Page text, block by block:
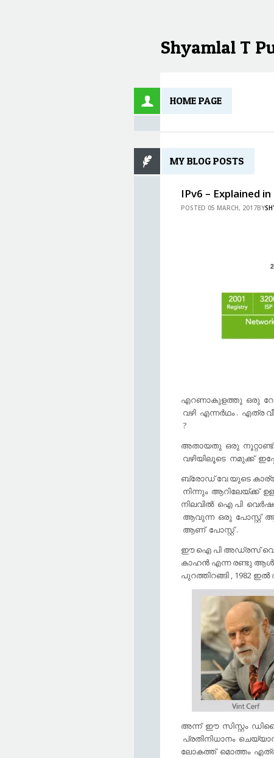
Shyamlal T
HOME PAGE
MY BLOG POSTS
IPv6 – Explained
POSTED 05 MARCH, 2017BY
എറണാകുളത്തു ഒരു
വഴി എന്നര്‍ഥം . എത്ര
?
അതായതു ഒരു
വഴിയിലൂടെ നമുക്ക്
ബ്രോഡ് വേ യുടെ
നിന്നും ആറിലേയ്ക്ക്‌
നിലവില്‍ ഐ പി
ആവുന്ന ഒരു പോസ്റ്റ്‌
ആണ് പോസ്റ്റ്‌ .
ഈ ഐ പി അഡ്രസ്‌
കാഹന്‍ എന്ന രണ്ടു
പുറത്തിറങ്ങി , 1982 ഇല്‍
അന്ന് ഈ സിസ്റ്റം
പ്രതിനിധാനം
ലോകത്ത് മൊത്തം